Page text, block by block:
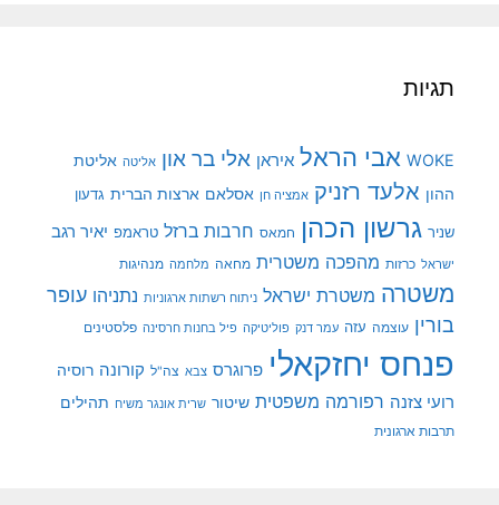
תגיות
WOKE אבי הראל איראן אלי בר און אליטה אליטת
ההון אלעד רזניק אמציה חן אסלאם ארצות הברית גדעון
שניר גרשון הכהן חמאס חרבות ברזל טראמפ יאיר רגב
ישראל כרזות מהפכה משטרית מחאה מלחמה מנהיגות
משטרה משטרת ישראל ניתוח רשתות ארגוניות נתניהו עופר
בורין עוצמה עזה עמר דנק פוליטיקה פיל בחנות חרסינה פלסטינים
פנחס יחזקאלי פרוגרס צבא צה"ל קורונה רוסיה
רועי צזנה רפורמה משפטית שיטור שרית אונגר משיח תהילים
תרבות ארגונית